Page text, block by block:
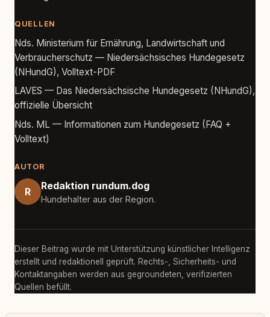
QUELLEN
Nds. Ministerium für Ernährung, Landwirtschaft und
Verbraucherschutz — Niedersächsisches Hundegesetz
(NHundG), Volltext-PDF
LAVES — Das Niedersächsische Hundegesetz (NHundG),
offizielle Übersicht
Nds. ML — Informationen zum Hundegesetz (FAQ +
Volltext)
AUTOR
R Redaktion rundum.dog
Hundehalter aus der Region.
Dieser Beitrag wurde mit Unterstützung künstlicher Intelligenz
erstellt und redaktionell geprüft. Rechts-, Sicherheits- und
Kontaktangaben werden aus gegroundeten, verifizierten
Quellen befüllt.